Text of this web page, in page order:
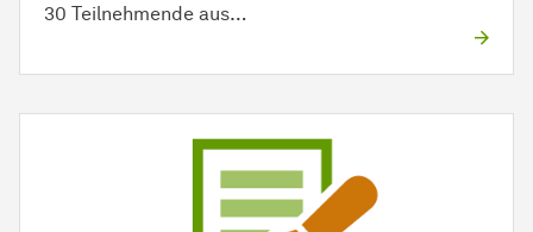
30 Teilnehmende aus…